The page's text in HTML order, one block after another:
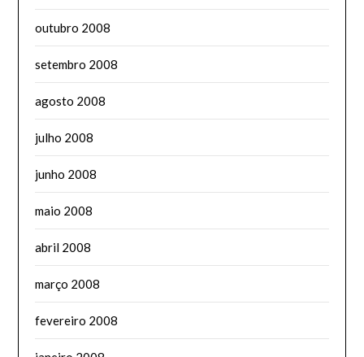
outubro 2008
setembro 2008
agosto 2008
julho 2008
junho 2008
maio 2008
abril 2008
março 2008
fevereiro 2008